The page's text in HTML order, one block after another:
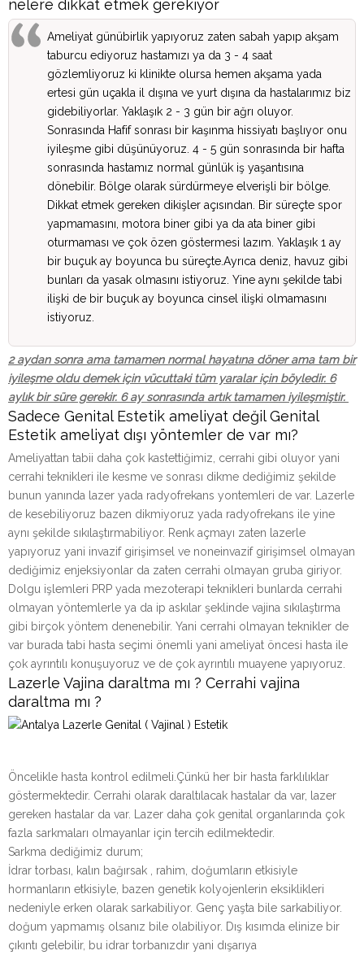
nelere dikkat etmek gerekiyor
Ameliyat günübirlik yapıyoruz zaten sabah yapıp akşam
taburcu ediyoruz hastamızı ya da 3 - 4 saat
gözlemliyoruz ki klinikte olursa hemen akşama yada
ertesi gün uçakla il dışına ve yurt dışına da hastalarımız biz
gidebiliyorlar. Yaklaşık 2 - 3 gün bir ağrı oluyor.
Sonrasında Hafif sonrası bir kaşınma hissiyatı başlıyor onu
iyileşme gibi düşünüyoruz. 4 - 5 gün sonrasında bir hafta
sonrasında hastamız normal günlük iş yaşantısına
dönebilir. Bölge olarak sürdürmeye elverişli bir bölge.
Dikkat etmek gereken dikişler açısından. Bir süreçte spor
yapmamasını, motora biner gibi ya da ata biner gibi
oturmaması ve çok özen göstermesi lazım. Yaklaşık 1 ay
bir buçuk ay boyunca bu süreçte.Ayrıca deniz, havuz gibi
bunları da yasak olmasını istiyoruz. Yine aynı şekilde tabi
ilişki de bir buçuk ay boyunca cinsel ilişki olmamasını
istiyoruz.
2 aydan sonra ama tamamen normal hayatına döner ama tam bir
iyileşme oldu demek için vücuttaki tüm yaralar için böyledir. 6
aylık bir süre gerekir. 6 ay sonrasında artık tamamen iyileşmiştir.
Sadece Genital Estetik ameliyat değil Genital
Estetik ameliyat dışı yöntemler de var mı?
Ameliyattan tabii daha çok kastettiğimiz, cerrahi gibi oluyor yani
cerrahi teknikleri ile kesme ve sonrası dikme dediğimiz şekilde
bunun yanında lazer yada radyofrekans yontemleri de var. Lazerle
de kesebiliyoruz bazen dikmiyoruz yada radyofrekans ile yine
aynı şekilde sıkılaştırmabiliyor. Renk açmayı zaten lazerle
yapıyoruz yani invazif girişimsel ve noneinvazif girişimsel olmayan
dediğimiz enjeksiyonlar da zaten cerrahi olmayan gruba giriyor.
Dolgu işlemleri PRP yada mezoterapi teknikleri bunlarda cerrahi
olmayan yöntemlerle ya da ip askılar şeklinde vajina sıkılaştırma
gibi birçok yöntem denenebilir. Yani cerrahi olmayan teknikler de
var burada tabi hasta seçimi önemli yani ameliyat öncesi hasta ile
çok ayrıntılı konuşuyoruz ve de çok ayrıntılı muayene yapıyoruz.
Lazerle Vajina daraltma mı ? Cerrahi vajina
daraltma mı ?
Öncelikle hasta kontrol edilmeli.Çünkü her bir hasta farklılıklar
göstermektedir. Cerrahi olarak daraltılacak hastalar da var, lazer
gereken hastalar da var. Lazer daha çok genital organlarında çok
fazla sarkmaları olmayanlar için tercih edilmektedir.
Sarkma dediğimiz durum;
İdrar torbası, kalın bağırsak , rahim, doğumların etkisiyle
hormanların etkisiyle, bazen genetik kolyojenlerin eksiklikleri
nedeniyle erken olarak sarkabiliyor. Genç yaşta bile sarkabiliyor.
doğum yapmamış olsanız bile olabiliyor. Dış kısımda elinize bir
çıkıntı gelebilir, bu idrar torbanızdır yani dışarıya